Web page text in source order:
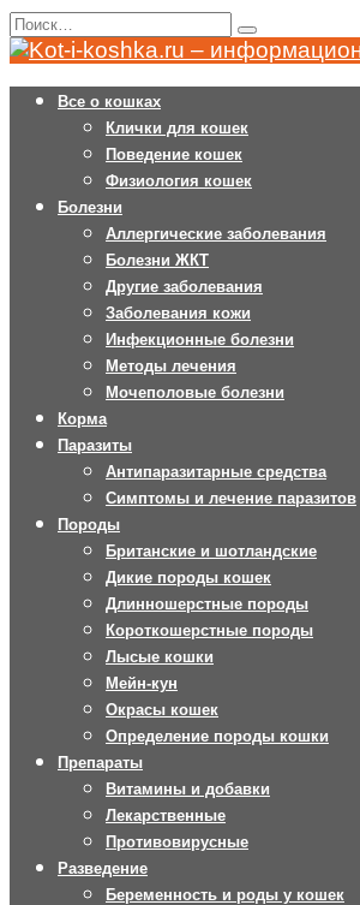
Перейти
к
Search
for:
Все о кошках
Клички для кошек
Поведение кошек
Физиология кошек
Болезни
Аллергические заболевания
Болезни ЖКТ
Другие заболевания
Заболевания кожи
Инфекционные болезни
Методы лечения
Мочеполовые болезни
Корма
Паразиты
Антипаразитарные средства
Симптомы и лечение паразитов
Породы
Британские и шотландские
Дикие породы кошек
Длинношерстные породы
Короткошерстные породы
Лысые кошки
Мейн-кун
Окрасы кошек
Определение породы кошки
Препараты
Витамины и добавки
Лекарственные
Противовирусные
Разведение
Беременность и роды у кошек